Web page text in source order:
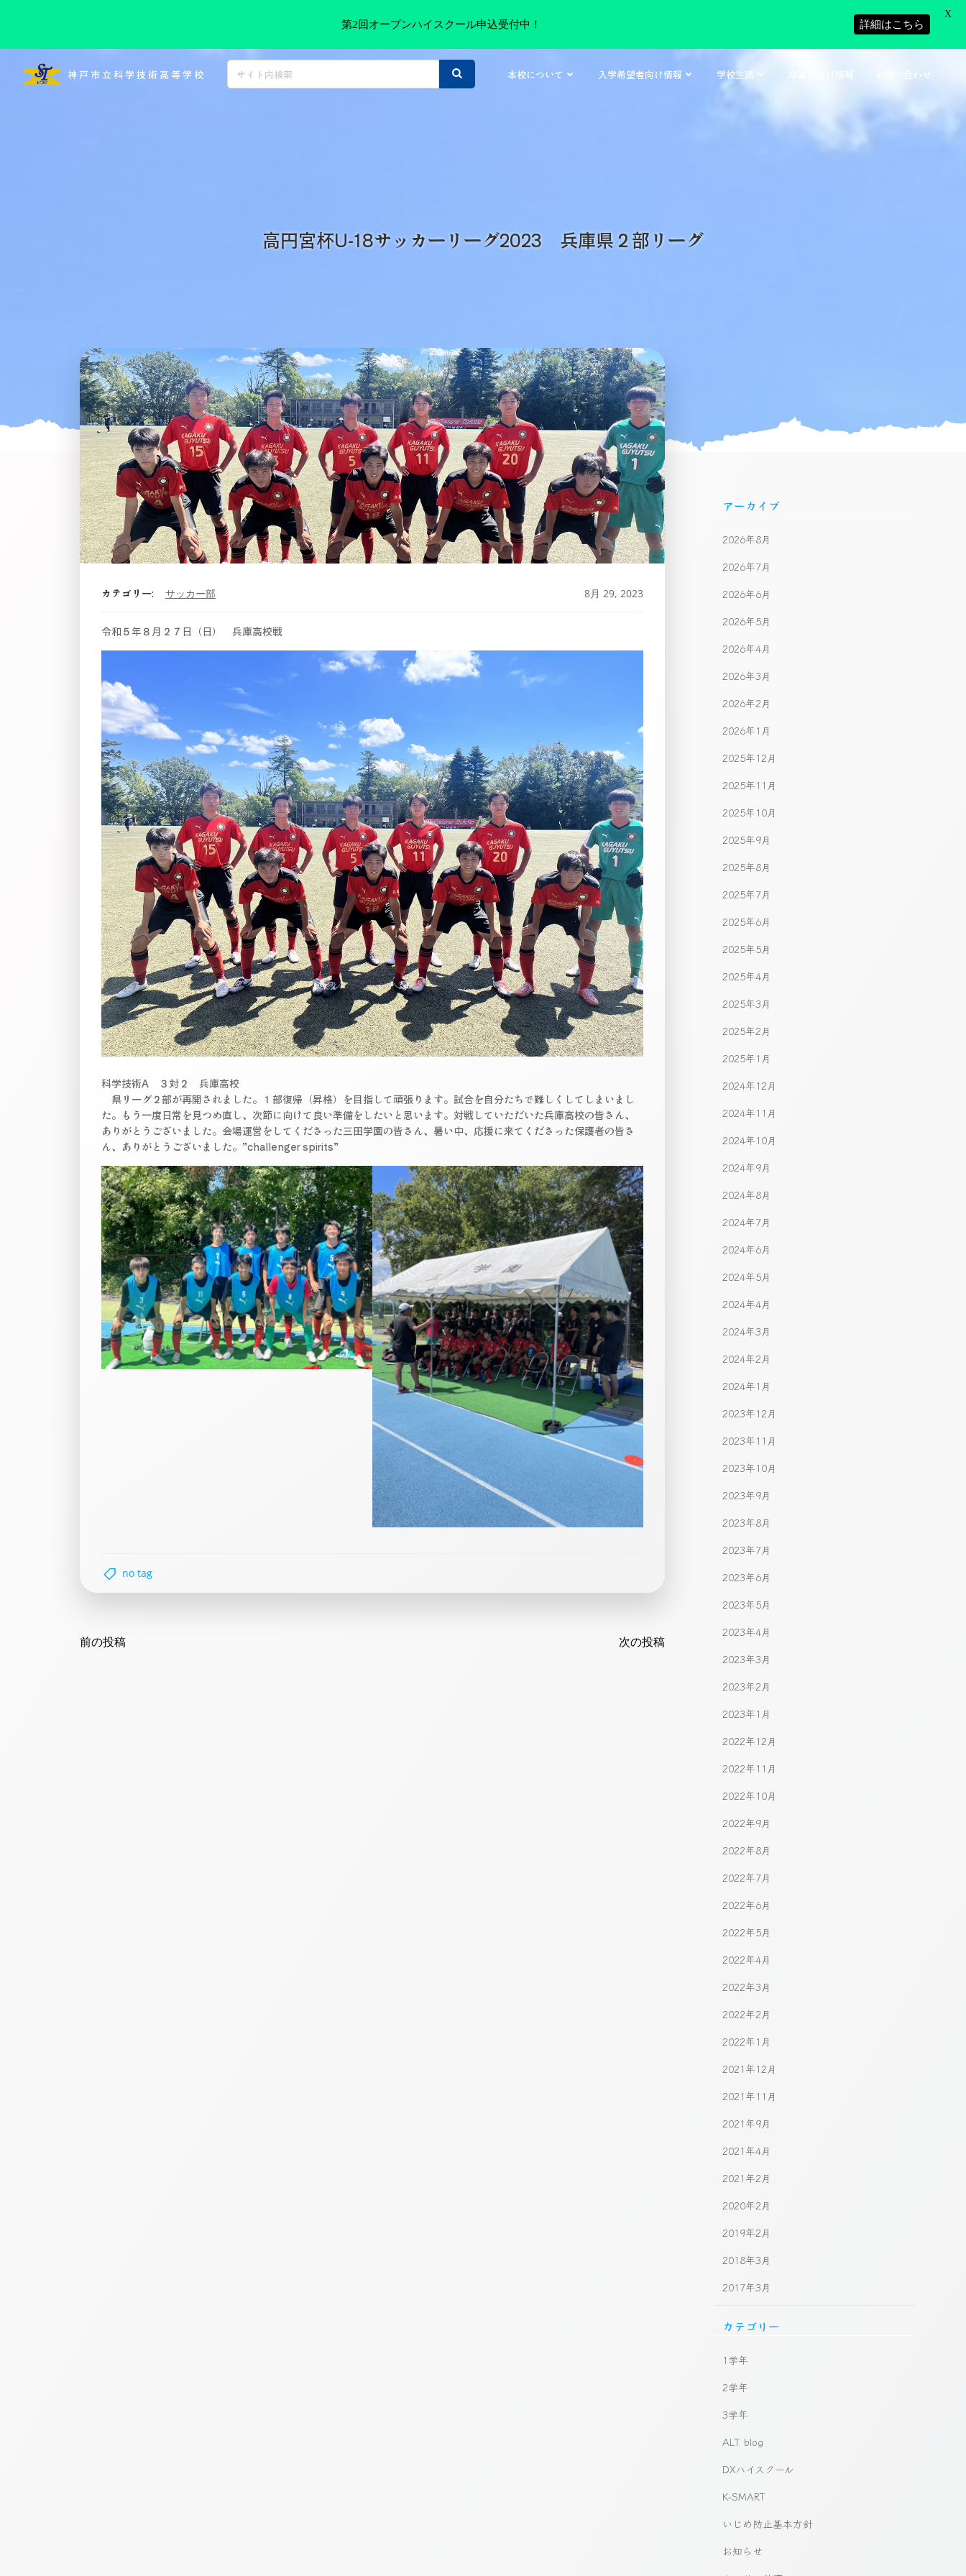
神戸市立科学技術高等学校 本校について 入学希望者向け情報 学校生活 卒業生向け情報 お問い合わせ
高円宮杯U-18サッカーリーグ2023 兵庫県２部リーグ
カテゴリー: サッカー部 8月 29, 2023
令和５年８月２７日（日） 兵庫高校戦
科学技術A ３対２ 兵庫高校
県リーグ２部が再開されました。１部復帰（昇格）を目指して頑張ります。試合を自分たちで難しくしてしまいまし
た。もう一度日常を見つめ直し、次節に向けて良い準備をしたいと思います。対戦していただいた兵庫高校の皆さん、
ありがとうございました。会場運営をしてくださった三田学園の皆さん、暑い中、応援に来てくださった保護者の皆さ
ん、ありがとうございました。”challenger spirits”
no tag
navigation
前の投稿 navigation
次の投稿
アーカイブ
2026年8月
2026年7月
2026年6月
2026年5月
2026年4月
2026年3月
2026年2月
2026年1月
2025年12月
2025年11月
2025年10月
2025年9月
2025年8月
2025年7月
2025年6月
2025年5月
2025年4月
2025年3月
2025年2月
2025年1月
2024年12月
2024年11月
2024年10月
2024年9月
2024年8月
2024年7月
2024年6月
2024年5月
2024年4月
2024年3月
2024年2月
2024年1月
2023年12月
2023年11月
2023年10月
2023年9月
2023年8月
2023年7月
2023年6月
2023年5月
2023年4月
2023年3月
2023年2月
2023年1月
2022年12月
2022年11月
2022年10月
2022年9月
2022年8月
2022年7月
2022年6月
2022年5月
2022年4月
2022年3月
2022年2月
2022年1月
2021年12月
2021年11月
2021年9月
2021年4月
2021年2月
2020年2月
2019年2月
2018年3月
2017年3月
カテゴリー
1学年
2学年
3学年
ALT blog
DXハイスクール
K-SMART
いじめ防止基本方針
お知らせ
第2回オープンハイスクール申込受付中！ 詳細はこちら
X